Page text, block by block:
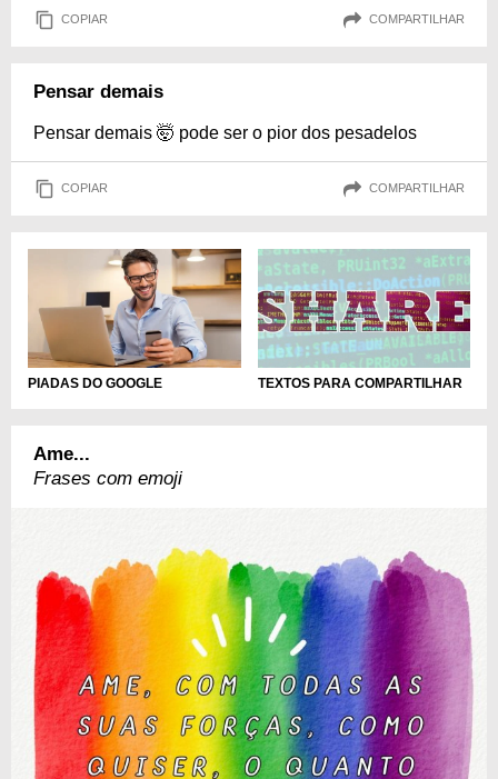
COPIAR COMPARTILHAR
Pensar demais
Pensar demais 🤯 pode ser o pior dos pesadelos
COPIAR COMPARTILHAR
PIADAS DO GOOGLE TEXTOS PARA COMPARTILHAR
Ame...
Frases com emoji